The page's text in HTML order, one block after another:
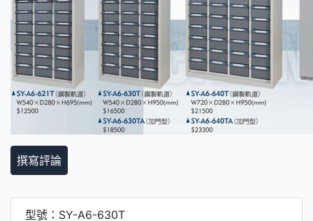
撰寫評論
型號：SY-A6-630T